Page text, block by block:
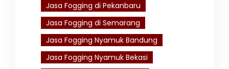
Jasa Fogging di Pekanbaru
Jasa Fogging di Semarang
Jasa Fogging Nyamuk Bandung
Jasa Fogging Nyamuk Bekasi